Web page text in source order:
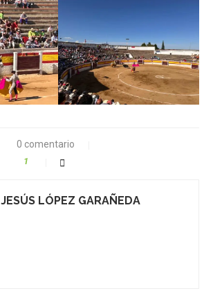
0 comentario
1
JESÚS LÓPEZ GARAÑEDA